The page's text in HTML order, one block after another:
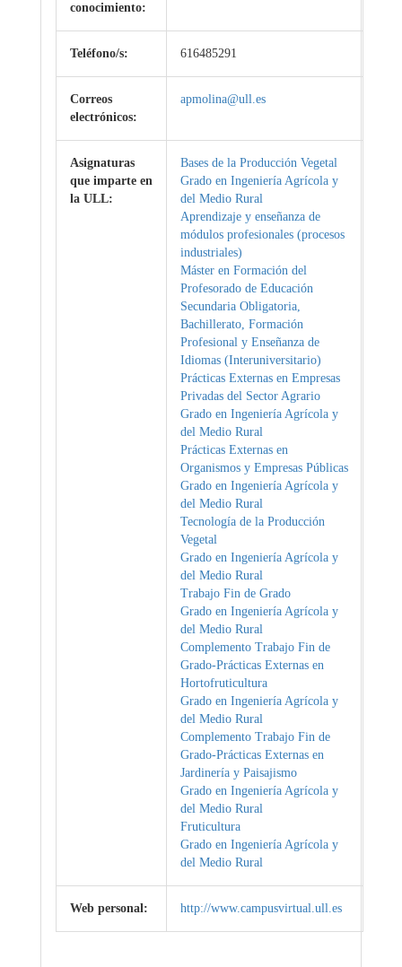
conocimiento:
Teléfono/s: 616485291
Correos
electrónicos:
apmolina@ull.es
Asignaturas
que imparte en
la ULL:
Bases de la Producción Vegetal
Grado en Ingeniería Agrícola y
del Medio Rural
Aprendizaje y enseñanza de
módulos profesionales (procesos
industriales)
Máster en Formación del
Profesorado de Educación
Secundaria Obligatoria,
Bachillerato, Formación
Profesional y Enseñanza de
Idiomas (Interuniversitario)
Prácticas Externas en Empresas
Privadas del Sector Agrario
Grado en Ingeniería Agrícola y
del Medio Rural
Prácticas Externas en
Organismos y Empresas Públicas
Grado en Ingeniería Agrícola y
del Medio Rural
Tecnología de la Producción
Vegetal
Grado en Ingeniería Agrícola y
del Medio Rural
Trabajo Fin de Grado
Grado en Ingeniería Agrícola y
del Medio Rural
Complemento Trabajo Fin de
Grado-Prácticas Externas en
Hortofruticultura
Grado en Ingeniería Agrícola y
del Medio Rural
Complemento Trabajo Fin de
Grado-Prácticas Externas en
Jardinería y Paisajismo
Grado en Ingeniería Agrícola y
del Medio Rural
Fruticultura
Grado en Ingeniería Agrícola y
del Medio Rural
Web personal: http://www.campusvirtual.ull.es